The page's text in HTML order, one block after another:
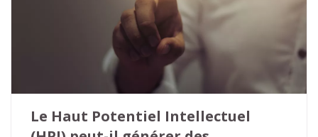
Le Haut Potentiel Intellectuel